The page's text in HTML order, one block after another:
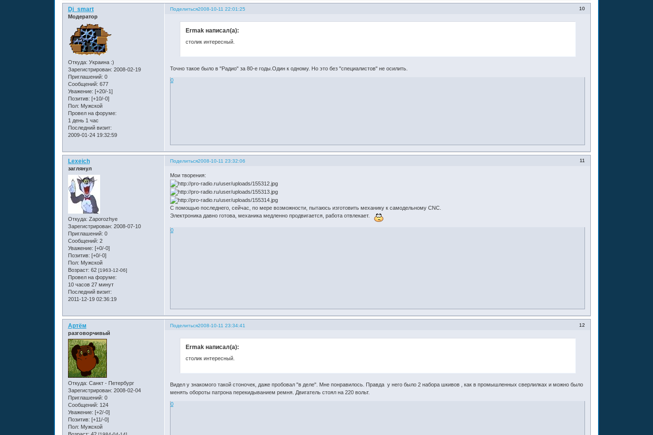
Поделиться 10
2008-10-11 22:01:25
Dj_smart
Модератор
Откуда: Украина :)
Зарегистрирован: 2008-02-19
Приглашений: 0
Сообщений: 677
Уважение: [+20/-1]
Позитив: [+10/-0]
Пол: Мужской
Провел на форуме:
1 день 1 час
Последний визит:
2009-01-24 19:32:59
Ermak написал(а):
столик интересный.
Точно такое было в "Радио" за 80-е годы.Один к одному. Но это без "специалистов" не осилить.
0
Поделиться 11
2008-10-11 23:32:06
Lexeich
заглянул
Откуда: Zaporozhye
Зарегистрирован: 2008-07-10
Приглашений: 0
Сообщений: 2
Уважение: [+0/-0]
Позитив: [+0/-0]
Пол: Мужской
Возраст: 62 [1963-12-06]
Провел на форуме:
10 часов 27 минут
Последний визит:
2011-12-19 02:36:19
Мои творения:
С помощью последнего, сейчас, по мере возможности, пытаюсь изготовить механику к самодельному CNC.
Электроника давно готова, механика медленно продвигается, работа отвлекает.
0
Поделиться 12
2008-10-11 23:34:41
Артём
разговорчивый
Откуда: Санкт - Петербург
Зарегистрирован: 2008-02-04
Приглашений: 0
Сообщений: 124
Уважение: [+2/-0]
Позитив: [+11/-0]
Пол: Мужской
Ermak написал(а):
столик интересный.
Видел у знакомого такой стоночек, даже пробовал "в деле". Мне понравилось. Правда у него было 2 набора шкивов , как в промышленных сверлилках и можно было
менять обороты патрона перекидыванием ремня. Двигатель стоял на 220 вольт.
0